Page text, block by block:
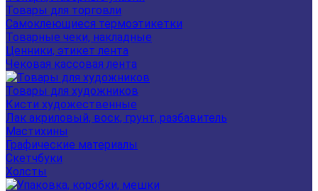
Товары для торговли
Самоклеющиеся термоэтикетки
Товарные чеки, накладные
Ценники, этикет лента
Чековая кассовая лента
Товары для художников
Кисти художественные
Лак акриловый, воск, грунт, разбавитель
Мастихины
Графические материалы
Скетчбуки
Холсты